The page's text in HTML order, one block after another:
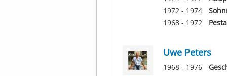
1972 - 1974
1968 - 1972
Uwe Peters
1968 - 1976